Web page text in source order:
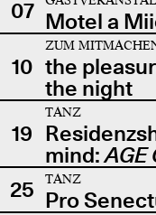
07 Motel a
10
ZUM
the
the night
19
TANZ
mind:AGE
25
TANZ
Pro